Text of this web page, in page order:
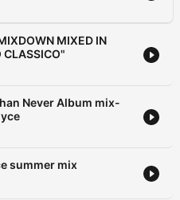
MIXED IN
CLASSICO"
Never Album mix-
summer mix